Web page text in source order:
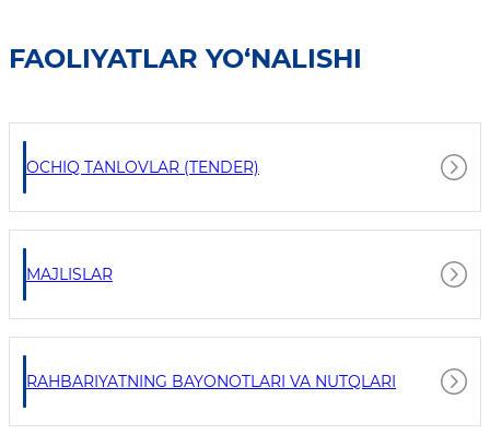
FAOLIYATLAR YO‘NALISHI
OCHIQ TANLOVLAR (TENDER)
MAJLISLAR
RAHBARIYATNING BAYONOTLARI VA NUTQLARI